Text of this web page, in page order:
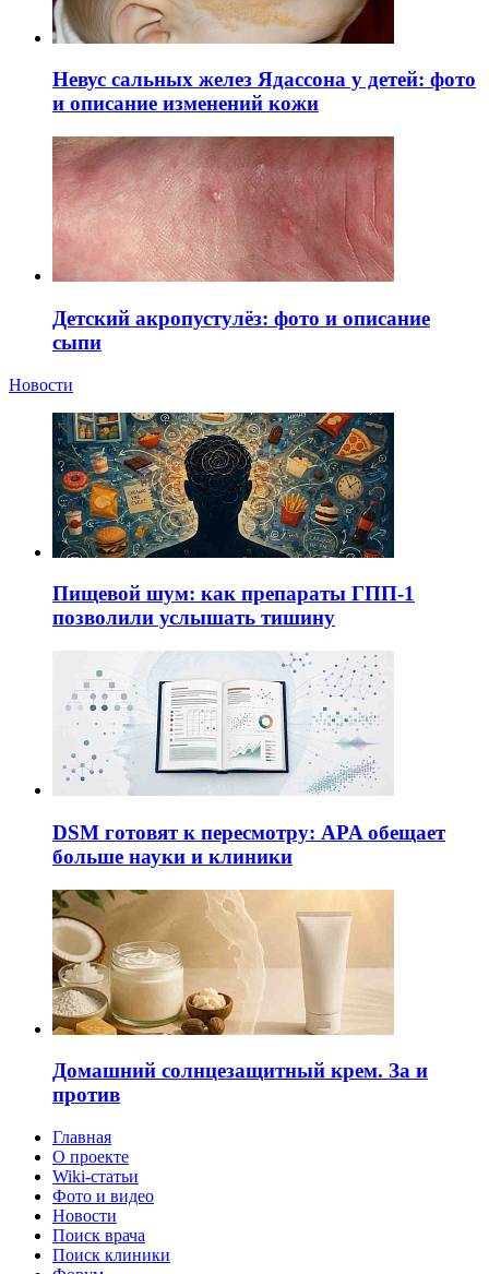
Невус сальных желез Ядассона у детей: фото
и описание изменений кожи
Детский акропустулёз: фото и описание
сыпи
Новости
Пищевой шум: как препараты ГПП-1
позволили услышать тишину
DSM готовят к пересмотру: APA обещает
больше науки и клиники
Домашний солнцезащитный крем. За и
против
Главная
О проекте
Wiki-статьи
Фото и видео
Новости
Поиск врача
Поиск клиники